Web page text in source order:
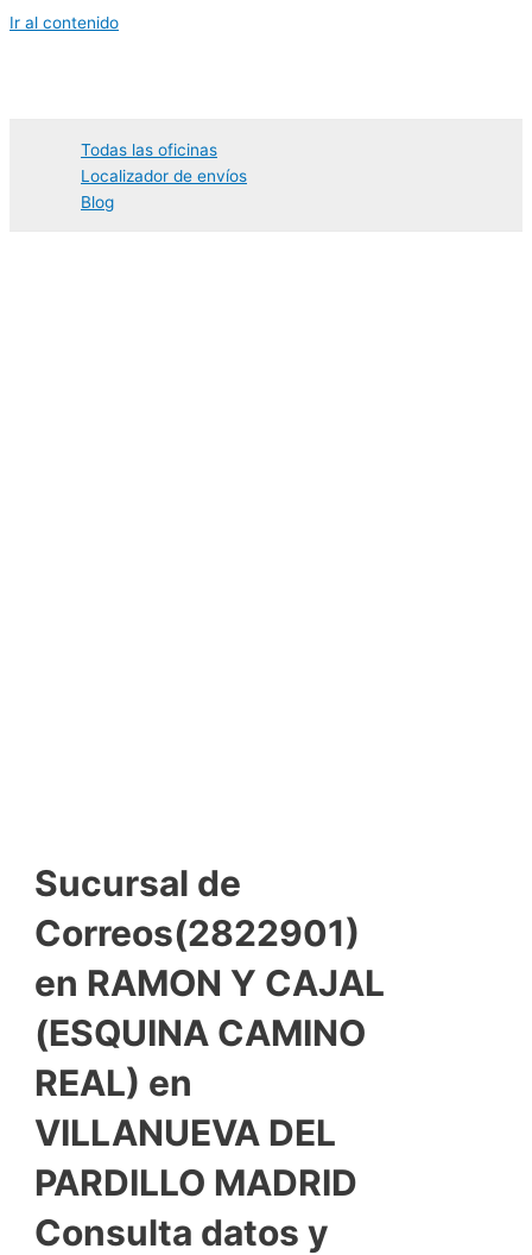
Ir al contenido
Todas las oficinas
Localizador de envíos
Blog
Sucursal de
Correos(2822901)
en RAMON Y CAJAL
(ESQUINA CAMINO
REAL) en
VILLANUEVA DEL
PARDILLO MADRID
Consulta datos y